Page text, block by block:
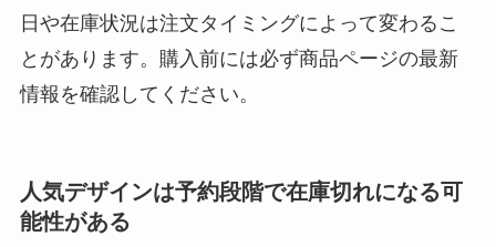
日や在庫状況は注文タイミングによって変わるこ
とがあります。購入前には必ず商品ページの最新
情報を確認してください。
人気デザインは予約段階で在庫切れになる可
能性がある